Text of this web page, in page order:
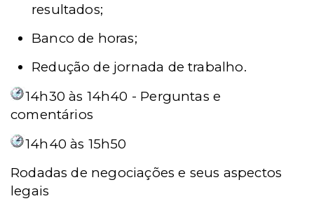
resultados;
Banco de horas;
Redução de jornada de trabalho.
14h30 às 14h40 - Perguntas e
comentários
14h40 às 15h50
Rodadas de negociações e seus aspectos
legais